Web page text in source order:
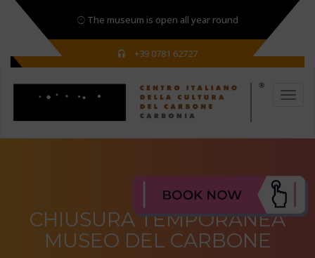
The museum is open all year round
+39 0781 62727
CHIUSURA TEMPORANEA
MUSEO DEL CARBONE